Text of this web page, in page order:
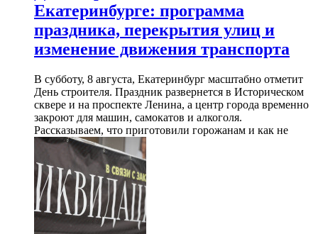
Екатеринбурге: программа
праздника, перекрытия улиц и
изменение движения транспорта
В субботу, 8 августа, Екатеринбург масштабно отметит
День строителя. Праздник развернется в Историческом
сквере и на проспекте Ленина, а центр города временно
закроют для машин, самокатов и алкоголя.
Рассказываем, что приготовили горожанам и как не